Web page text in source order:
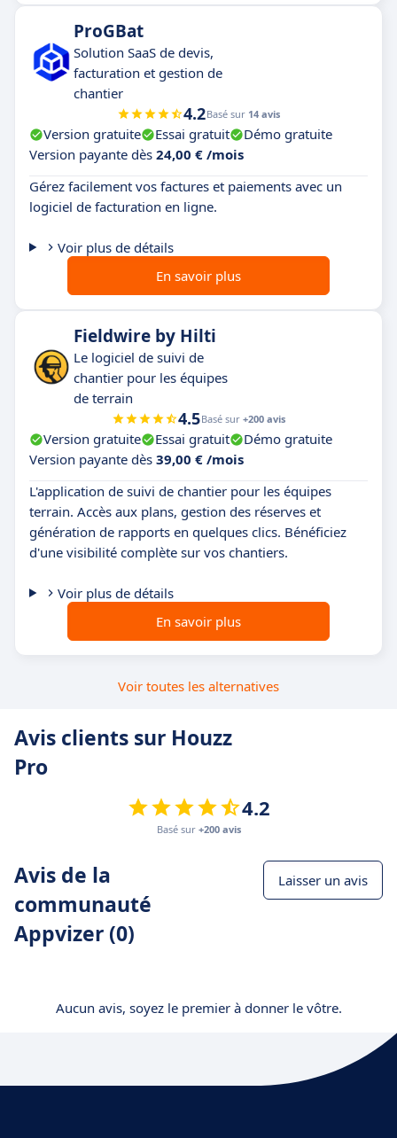
ProGBat
Solution SaaS de devis,
facturation et gestion de
chantier
4.2Basé sur 14 avis
Version gratuite Essai gratuit
Démo gratuite
Version payante dès 24,00 € /mois
Gérez facilement vos factures et paiements avec un
logiciel de facturation en ligne.
Voir plus de détails
En savoir plus
Fieldwire by Hilti
Le logiciel de suivi de
chantier pour les équipes
de terrain
4.5Basé sur +200 avis
Version gratuite Essai gratuit
Démo gratuite
Version payante dès 39,00 € /mois
L'application de suivi de chantier pour les équipes
terrain. Accès aux plans, gestion des réserves et
génération de rapports en quelques clics. Bénéficiez
d'une visibilité complète sur vos chantiers.
Voir plus de détails
En savoir plus
Voir toutes les alternatives
Avis clients sur Houzz
Pro
4.2
Basé sur +200 avis
Avis de la
communauté
Appvizer (0)
Laisser un avis
Aucun avis, soyez le premier à donner le vôtre.